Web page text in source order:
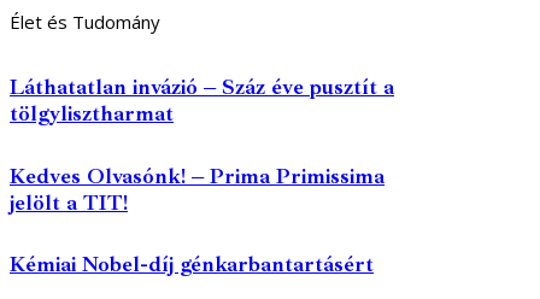
Élet és Tudomány
Láthatatlan invázió – Száz éve pusztít a
tölgylisztharmat
Kedves Olvasónk! – Prima Primissima
jelölt a TIT!
Kémiai Nobel-díj génkarbantartásért